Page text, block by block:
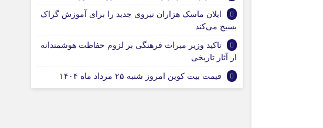
ایلان ماسک هزاران نیروی جدید را برای آموزش گراک
بسیج می‌کند
تاکید وزیر میراث فرهنگی بر لزوم حفاظت هوشمندانه
از آثار تاریخی
قیمت بیت کوین امروز شنبه ۲۵ مرداد ماه ۱۴۰۴